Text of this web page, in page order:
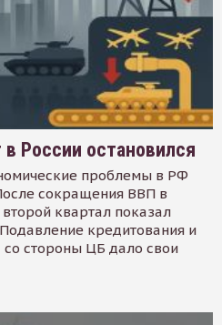
России остановился
проблемы в РФ
сокращения ВВП в
квартал показал
кредитования и
со стороны ЦБ дало свои